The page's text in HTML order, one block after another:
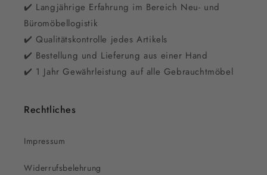
✔️ Langjährige Erfahrung im Bereich Neu- und
Büromöbellogistik
✔️ Qualitätskontrolle jedes Artikels
✔️ Bestellung und Lieferung aus einer Hand
✔️ 1 Jahr Gewährleistung auf alle Gebrauchtmöbel
Rechtliches
Impressum
Widerrufsbelehrung